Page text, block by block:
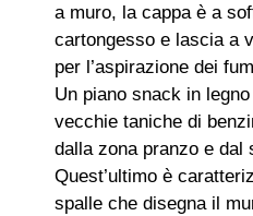
a muro, la cappa è a
cartongesso e lascia a
per l’aspirazione dei
Un piano snack in
vecchie taniche di
dalla zona pranzo e dal
Quest’ultimo è
spalle che disegna il